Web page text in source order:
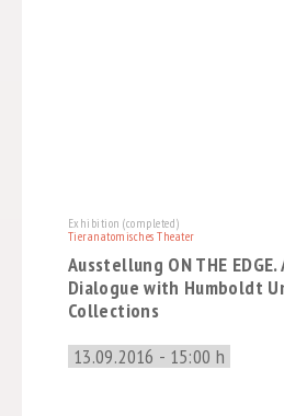
Exhibition (completed)
Tieranatomisches Theater
Ausstellung ON THE
Dialogue with Humboldt
Collections
13.09.2016 - 15:00 h